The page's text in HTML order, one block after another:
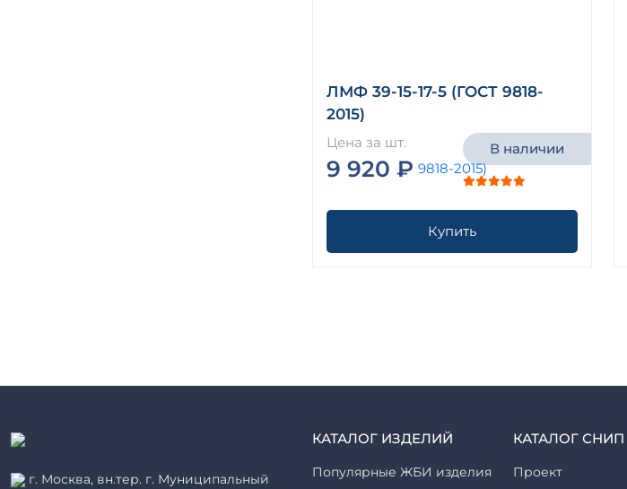
ЛМФ 39-15-17-5 (ГОСТ 9818-
2015)
Цена за шт.
9 920 ₽
В наличии
Купить
г. Москва, вн.тер. г. Муниципальный
КАТАЛОГ ИЗДЕЛИЙ
Популярные ЖБИ изделия
КАТАЛОГ СНИП
Проект